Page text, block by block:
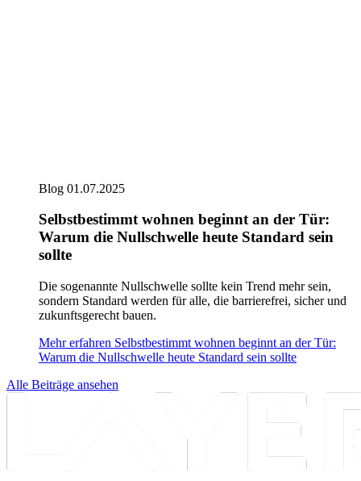
Blog 01.07.2025
Selbstbestimmt wohnen beginnt an der Tür:
Warum die Nullschwelle heute Standard sein
sollte
Die sogenannte Nullschwelle sollte kein Trend mehr sein,
sondern Standard werden für alle, die barrierefrei, sicher und
zukunftsgerecht bauen.
Mehr erfahren Selbstbestimmt wohnen beginnt an der Tür:
Warum die Nullschwelle heute Standard sein sollte
Alle Beiträge ansehen